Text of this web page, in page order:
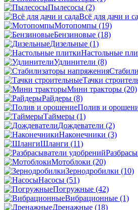
Пылесосы (2)
Всё для дачи и
Мотопомпы (19)
Бензиновые (18)
Дизельные (1)
Настольные
Удлинители (8)
Тачки
Мини тракторы (20)
Райдеры (8)
Полив и
Таймеры (1)
Дождеватели (2)
Наконечники (3)
Шланги (11)
Мотоблоки (20)
Зернодробилки (10)
Насосы (51)
Погружные (42)
Вибрационные (1)
Дренажные (18)